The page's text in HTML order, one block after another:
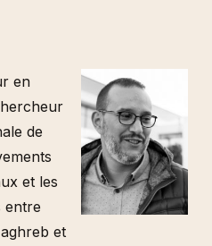
en
de
et les
entre
et